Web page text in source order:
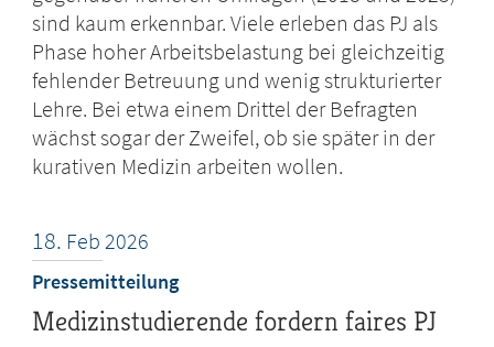
sind kaum erkennbar. Viele erleben das PJ als
Phase hoher Arbeitsbelastung bei gleichzeitig
fehlender Betreuung und wenig strukturierter
Lehre. Bei etwa einem Drittel der Befragten
wächst sogar der Zweifel, ob sie später in der
kurativen Medizin arbeiten wollen.
18. Feb 2026
Pressemitteilung
Medizinstudierende fordern faires PJ